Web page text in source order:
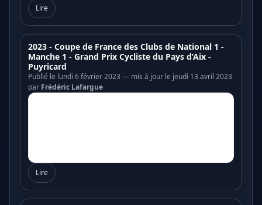
Lire
2023 - Coupe de France des Clubs de National 1 -
Manche 1 - Grand Prix Cycliste du Pays d’Aix -
Puyricard
Publié le lundi 6 février 2023 — mis à jour le jeudi 13 avril 2023
par Frédéric Lafargue
Lire